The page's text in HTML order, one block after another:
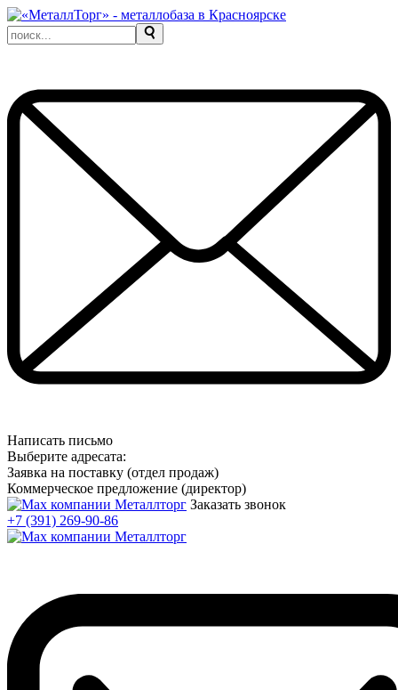
Написать письмо
Выберите адресата:
Заявка на поставку (отдел продаж)
Коммерческое предложение (директор)
Заказать звонок
+7 (391) 269-90-86